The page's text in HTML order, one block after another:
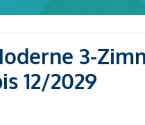
3-
12/2029